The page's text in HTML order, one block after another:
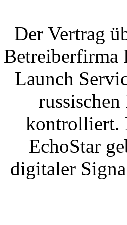
Der Vertrag
Betreiberfirma
Launch
kontrolliert.
EchoStar
digitaler